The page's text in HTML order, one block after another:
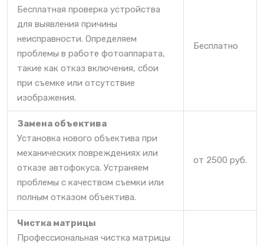
Бесплатная проверка устройства
для выявления причины
неисправности. Определяем
проблемы в работе фотоаппарата,
такие как отказ включения, сбои
при съемке или отсутствие
изображения.
Бесплатно
Замена объектива
Установка нового объектива при
механических повреждениях или
отказе автофокуса. Устраняем
проблемы с качеством съемки или
полным отказом объектива.
от 2500 руб.
Чистка матрицы
Профессиональная чистка матрицы